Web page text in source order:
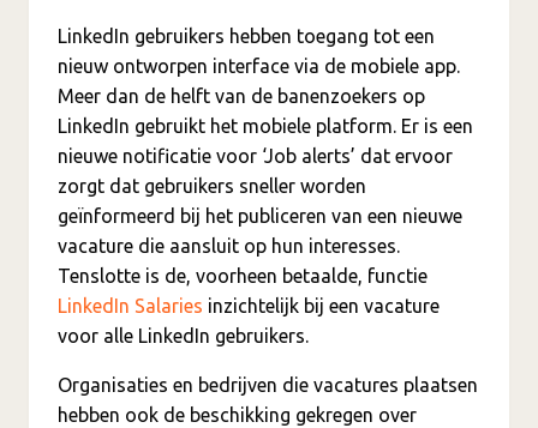
LinkedIn gebruikers hebben toegang tot een
nieuw ontworpen interface via de mobiele app.
Meer dan de helft van de banenzoekers op
LinkedIn gebruikt het mobiele platform. Er is een
nieuwe notificatie voor ‘Job alerts’ dat ervoor
zorgt dat gebruikers sneller worden
geïnformeerd bij het publiceren van een nieuwe
vacature die aansluit op hun interesses.
Tenslotte is de, voorheen betaalde, functie
LinkedIn Salaries inzichtelijk bij een vacature
voor alle LinkedIn gebruikers.
Organisaties en bedrijven die vacatures plaatsen
hebben ook de beschikking gekregen over